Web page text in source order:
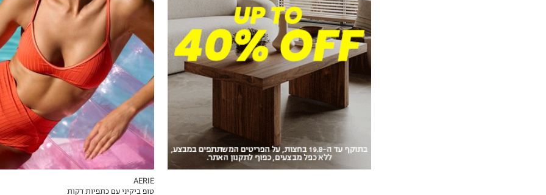
MY LIST
S
AERIE
טופ ביקיני עם כתפיות דקות